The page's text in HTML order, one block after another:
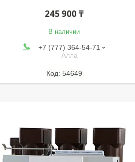
245 900 ₸
В наличии
+7 (777) 364-54-71
Алла
54649